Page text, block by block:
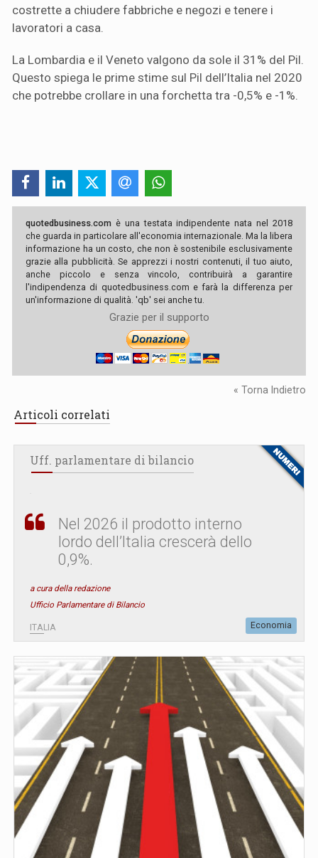
costrette a chiudere fabbriche e negozi e tenere i
lavoratori a casa.
La Lombardia e il Veneto valgono da sole il 31% del Pil.
Questo spiega le prime stime sul Pil dell’Italia nel 2020
che potrebbe crollare in una forchetta tra -0,5% e -1%.
quotedbusiness.com è una testata indipendente nata nel 2018
che guarda in particolare all'economia internazionale. Ma la libera
informazione ha un costo, che non è sostenibile esclusivamente
grazie alla pubblicità. Se apprezzi i nostri contenuti, il tuo aiuto,
anche piccolo e senza vincolo, contribuirà a garantire
l'indipendenza di quotedbusiness.com e farà la differenza per
un'informazione di qualità. 'qb' sei anche tu.
Grazie per il supporto
« Torna Indietro
Articoli correlati
Uff. parlamentare di bilancio
Nel 2026 il prodotto interno
lordo dell’Italia crescerà dello
0,9%.
a cura della redazione
Ufficio Parlamentare di Bilancio
ITALIA Economia